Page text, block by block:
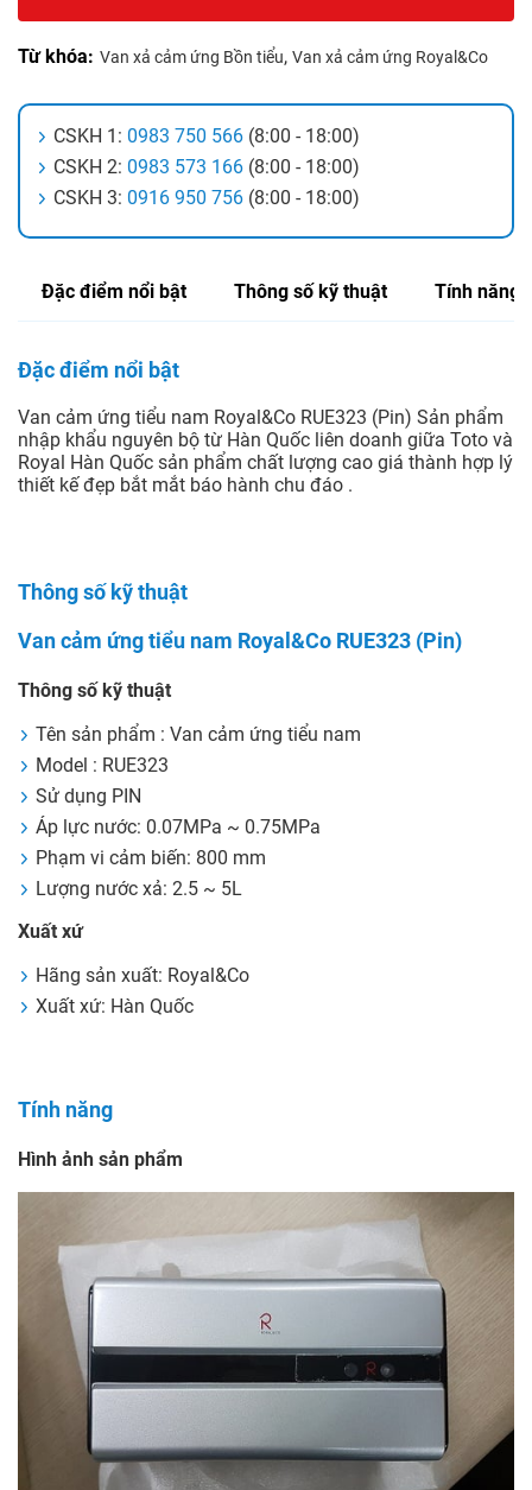
Từ khóa: Van xả cảm ứng Bồn tiểu, Van xả cảm ứng Royal&Co
CSKH 1: 0983 750 566 (8:00 - 18:00)
CSKH 2: 0983 573 166 (8:00 - 18:00)
CSKH 3: 0916 950 756 (8:00 - 18:00)
Đặc điểm nổi bật Thông số kỹ thuật Tính năng
Đặc điểm nổi bật
Van cảm ứng tiểu nam Royal&Co RUE323 (Pin) Sản phẩm
nhập khẩu nguyên bộ từ Hàn Quốc liên doanh giữa Toto và
Royal Hàn Quốc sản phẩm chất lượng cao giá thành hợp lý
thiết kế đẹp bắt mắt báo hành chu đáo .
Thông số kỹ thuật
Van cảm ứng tiểu nam Royal&Co RUE323 (Pin)
Thông số kỹ thuật
Tên sản phẩm : Van cảm ứng tiểu nam
Model : RUE323
Sử dụng PIN
Áp lực nước: 0.07MPa ~ 0.75MPa
Phạm vi cảm biến: 800 mm
Lượng nước xả: 2.5 ~ 5L
Xuất xứ
Hãng sản xuất: Royal&Co
Xuất xứ: Hàn Quốc
Tính năng
Hình ảnh sản phẩm